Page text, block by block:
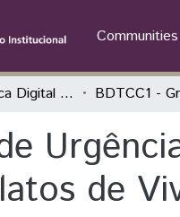
UNILA | Biblioteca Digital de Trabalhos de Conclusão de Curso BDTCC1 -
de